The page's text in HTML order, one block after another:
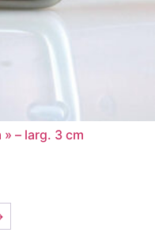
– larg. 3 cm